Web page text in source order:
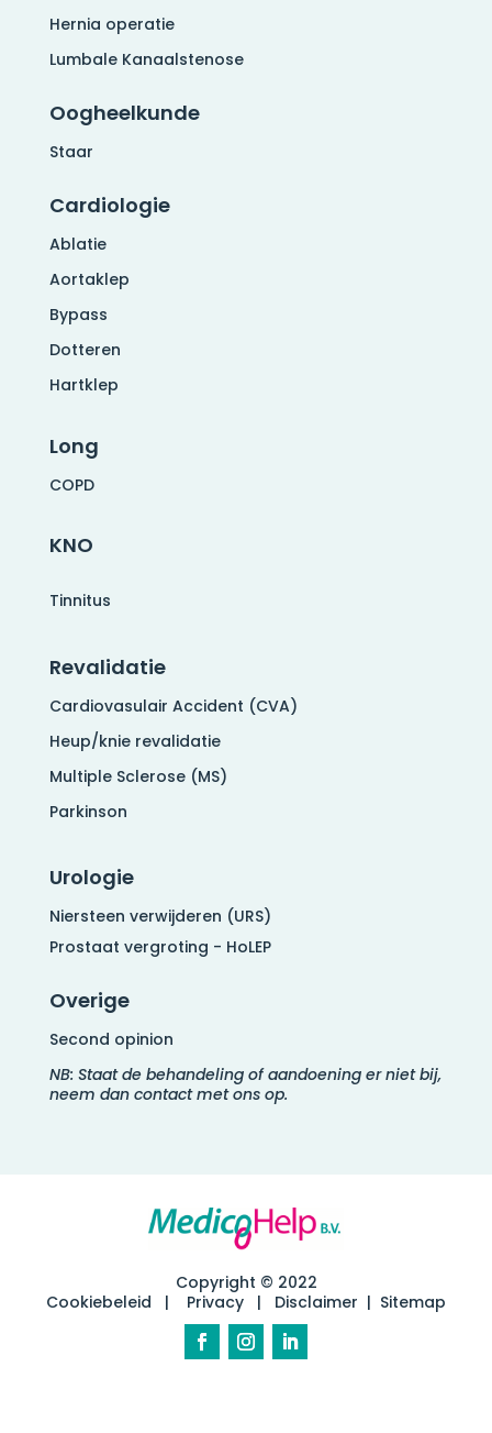
Hernia operatie
Lumbale Kanaalstenose
Oogheelkunde
Staar
Cardiologie
Ablatie
Aortaklep
Bypass
Dotteren
Hartklep
Long
COPD
KNO
Tinnitus
Revalidatie
Cardiovasulair Accident (CVA)
Heup/knie revalidatie
Multiple Sclerose (MS)
Parkinson
Urologie
Niersteen verwijderen (URS)
Prostaat vergroting - HoLEP
Overige
Second opinion
NB: Staat de behandeling of aandoening er niet bij,
neem dan contact met ons op.
Copyright © 2022
Cookiebeleid | Privacy | Disclaimer | Sitemap